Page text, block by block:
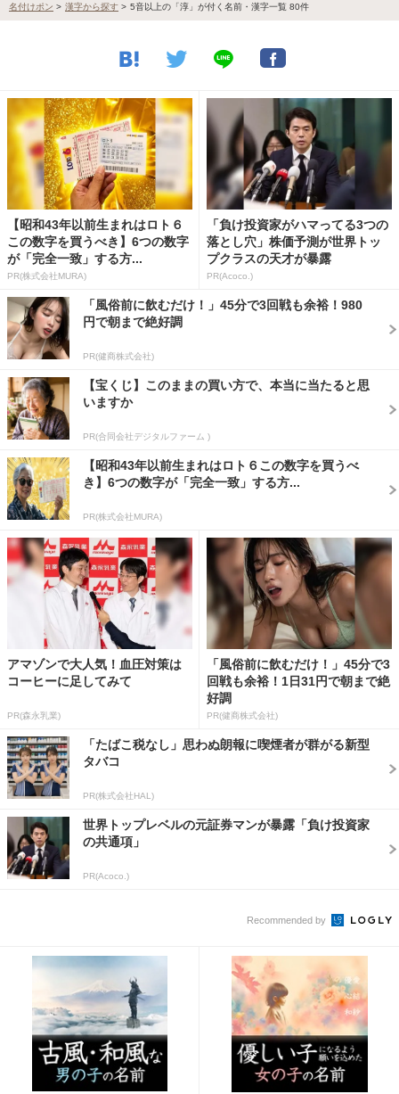
名付けポン > 漢字から探す > 5音以上の「淳」が付く名前・漢字一覧 80件
【昭和43年以前生まれはロト６
この数字を買うべき】6つの数字
が「完全一致」する方...
PR(株式会社MURA)
「負け投資家がハマってる3つの
落とし穴」株価予測が世界トッ
プクラスの天才が暴露
PR(Acoco.)
「風俗前に飲むだけ！」45分で3回戦も余裕！980
円で朝まで絶好調
PR(健商株式会社)
【宝くじ】このままの買い方で、本当に当たると思
いますか
PR(合同会社デジタルファーム )
【昭和43年以前生まれはロト６この数字を買うべ
き】6つの数字が「完全一致」する方...
PR(株式会社MURA)
アマゾンで大人気！血圧対策は
コーヒーに足してみて
PR(森永乳業)
「風俗前に飲むだけ！」45分で3
回戦も余裕！1日31円で朝まで絶
好調
PR(健商株式会社)
「たばこ税なし」思わぬ朗報に喫煙者が群がる新型
タバコ
PR(株式会社HAL)
世界トップレベルの元証券マンが暴露「負け投資家
の共通項」
PR(Acoco.)
Recommended by